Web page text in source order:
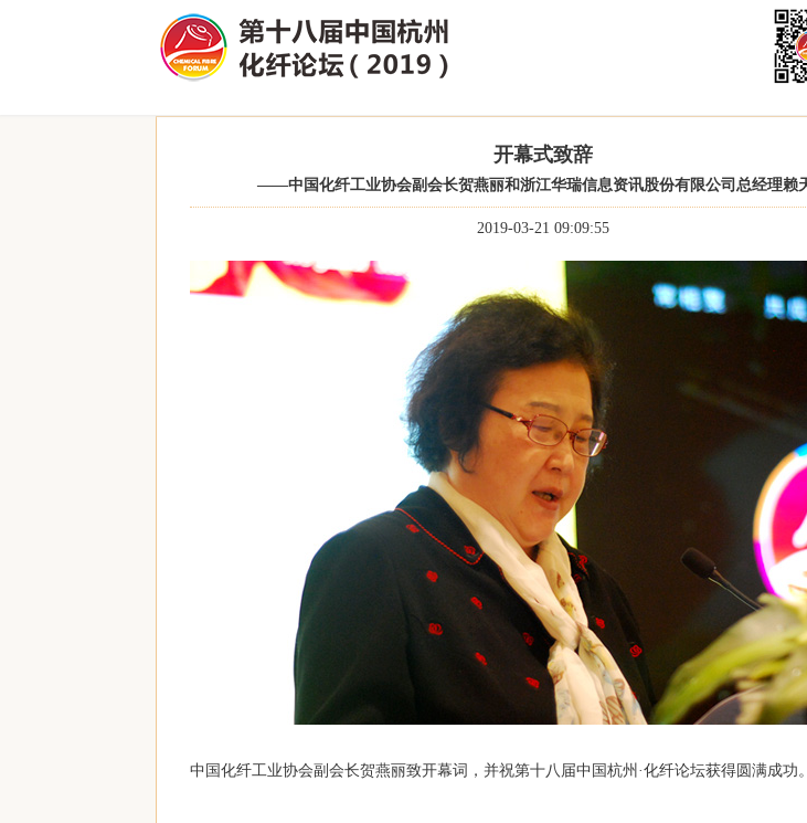
开幕式致辞
——中国化纤工业协会副会长贺燕丽和浙江华瑞信息资讯股份有限公司总经理赖
2019-03-21 09:09:55
中国化纤工业协会副会长贺燕丽致开幕词，并祝第十八届中国杭州·化纤论坛获得圆满成功。